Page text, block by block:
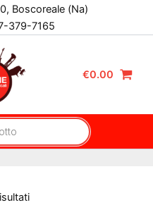
Boscoreale (Na)
379-7165
€0.00